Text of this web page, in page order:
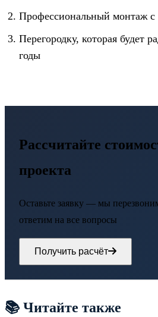
Профессиональный монтаж с
Перегородку, которая будет
годы
Рассчитайте
проекта
Оставьте заявку — мы
ответим на все вопросы
Получить расчёт
📚 Читайте также